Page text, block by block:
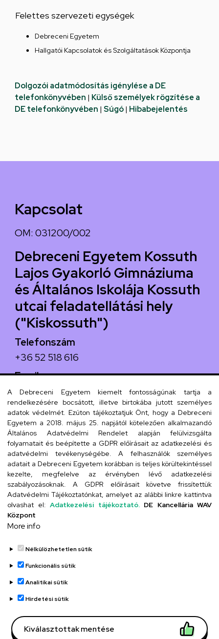
Felettes szervezeti egységek
Debreceni Egyetem
Hallgatói Kapcsolatok és Szolgáltatások Központja
Dolgozói adatmódosítás igénylése a DE
telefonkönyvében | Külső személyek rögzítése a
DE telefonkönyvében | Súgó| Hibabejelentés
Kapcsolat
OM: 031200/002
Debreceni Egyetem Kossuth
Lajos Gyakorló Gimnáziuma
és Általános Iskolája Kossuth
utcai feladatellátási hely
("Kiskossuth")
Telefonszám
+36 52 518 616
Email
iskola@kossuth-alt.unideb.hu
Cím
4024 Debrecen, Kossuth utca 33.
Szervezeti telefonkönyv
UD telefonkönyv
Adatvédelem
Adatvédelem
Régi oldal
A Debreceni Egyetem kiemelt fontosságúnak tartja a
rendelkezésére bocsátott, illetve birtokába jutott személyes
adatok védelmét. Ezúton tájékoztatjuk Önt, hogy a Debreceni
Egyetem a 2018. május 25. napjától kötelezően alkalmazandó
Általános Adatvédelmi Rendelet alapján felülvizsgálta
folyamatait és beépítette a GDPR előírásait az adatkezelési és
adatvédelmi tevékenységébe. A felhasználók személyes
adatait a Debreceni Egyetem korábban is teljes körültekintéssel
kezelte, megfelelve az érvényben lévő adatkezelési
szabályozásoknak. A GDPR előírásait követve frissítettük
Adatvédelmi Tájékoztatónkat, amelyet az alábbi linkre kattintva
olvashat el: Adatkezelési tájékoztató. DE Kancellária WAV
Központ
More info
Nélkülözhetetlen sütik
Funkcionális sütik
Analitikai sütik
Hirdetési sütik
Kiválasztottak mentése